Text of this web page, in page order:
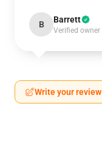
B Barrett
Verified owner
Write your review